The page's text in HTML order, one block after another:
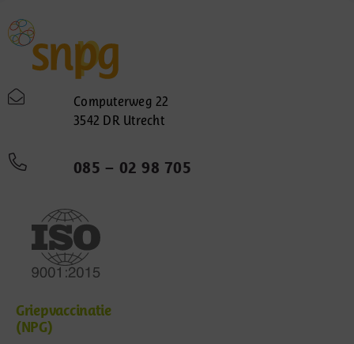
Computerweg 22
3542 DR Utrecht
085 – 02 98 705
Griepvaccinatie
(NPG)